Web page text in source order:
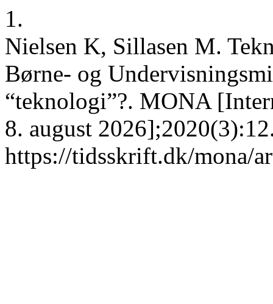
1.
Nielsen K, Sillasen M.
Børne- og
“teknologi”?. MONA
8. august
https://tidsskrift.dk/mona/